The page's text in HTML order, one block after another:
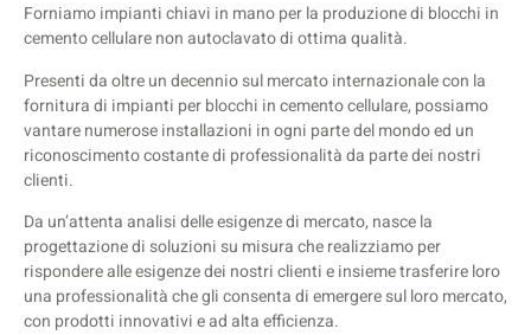
Forniamo impianti chiavi in mano per la produzione di blocchi in
cemento cellulare non autoclavato di ottima qualità.
Presenti da oltre un decennio sul mercato internazionale con la
fornitura di impianti per blocchi in cemento cellulare, possiamo
vantare numerose installazioni in ogni parte del mondo ed un
riconoscimento costante di professionalità da parte dei nostri
clienti.
Da un’attenta analisi delle esigenze di mercato, nasce la
progettazione di soluzioni su misura che realizziamo per
rispondere alle esigenze dei nostri clienti e insieme trasferire loro
una professionalità che gli consenta di emergere sul loro mercato,
con prodotti innovativi e ad alta efficienza.